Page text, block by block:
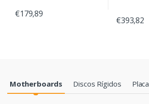
€179,89
€393,82
Products Grid
Motherboards Discos Rígidos